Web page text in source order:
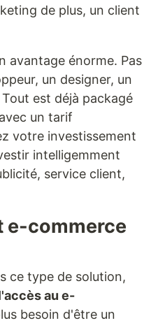
de plus, un client
avantage énorme. Pas
un designer, un
est déjà packagé
un tarif
votre investissement
intelligemment
service client,
e-commerce
ce type de solution,
au e-
besoin d'être un